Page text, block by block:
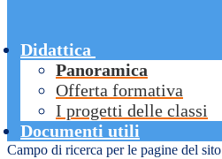
Didattica
Panoramica
Offerta formativa
I progetti delle classi
Documenti utili
Campo di ricerca per le pagine del sito